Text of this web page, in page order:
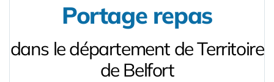
Portage repas
dans le département de Territoire
de Belfort